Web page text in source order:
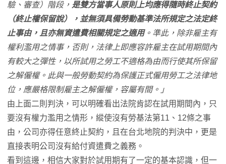
驗、審查）階段， 是雙方當事人原則上均應得隨時終止契約
（終止權保留說），並無須具備勞動基準法所規定之法定終
止事由，且亦無資遣費相關規定之適用。準此，除非雇主有
權利濫用之情事，否則，法律上即應容許雇主在試用期間內
有較大之彈性，以所試用之勞工不適格為由而行使其所保留
之解僱權。此與一般勞動契約為保護正式僱用勞工之法律地
位，應嚴格限制雇主之解僱權，容屬有間。」
由上面二則判決，可以明確看出法院肯認在試用期間內，只
要沒有權力濫用之情形，縱使沒有勞基法第11、12條之事
由，公司亦得任意終止契約，且在台北地院的判決中，更是
直接表明公司沒有給付資遣費之義務。
看到這邊，相信大家對於試用期有了一定的基本認識，但一